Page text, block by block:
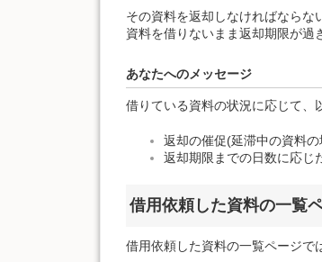
その資料を返却しなければならな
資料を借りないまま返却期限が
あなたへのメッセージ
借りている資料の状況に応じて、
返却の催促(延滞中の資料の
返却期限までの日数に応じ
借用依頼した資料の一覧
借用依頼した資料の一覧ページで